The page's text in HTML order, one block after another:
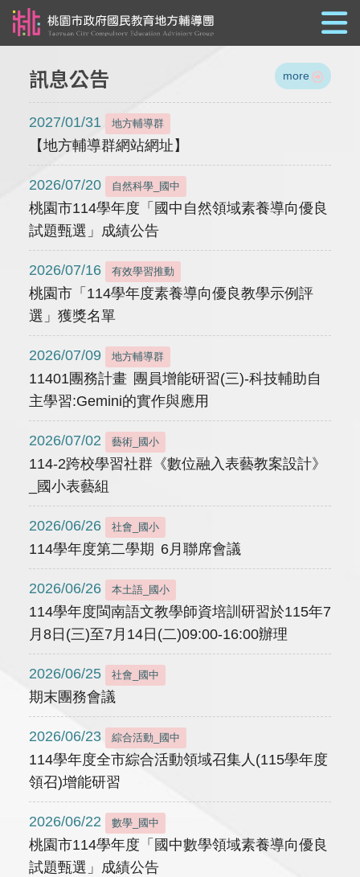
訊息公告 more
2027/01/31 地方輔導群
【地方輔導群網站網址】
2026/07/20 自然科學_國中
桃園市114學年度「國中自然領域素養導向優良
試題甄選」成績公告
2026/07/16 有效學習推動
桃園市「114學年度素養導向優良教學示例評
選」獲獎名單
2026/07/09 地方輔導群
11401團務計畫 團員增能研習(三)-科技輔助自
主學習:Gemini的實作與應用
2026/07/02 藝術_國小
114-2跨校學習社群《數位融入表藝教案設計》
_國小表藝組
2026/06/26 社會_國小
114學年度第二學期 6月聯席會議
2026/06/26 本土語_國小
114學年度閩南語文教學師資培訓研習於115年7
月8日(三)至7月14日(二)09:00-16:00辦理
2026/06/25 社會_國中
期末團務會議
2026/06/23 綜合活動_國中
114學年度全市綜合活動領域召集人(115學年度
領召)增能研習
2026/06/22 數學_國中
桃園市114學年度「國中數學領域素養導向優良
試題甄選」成績公告